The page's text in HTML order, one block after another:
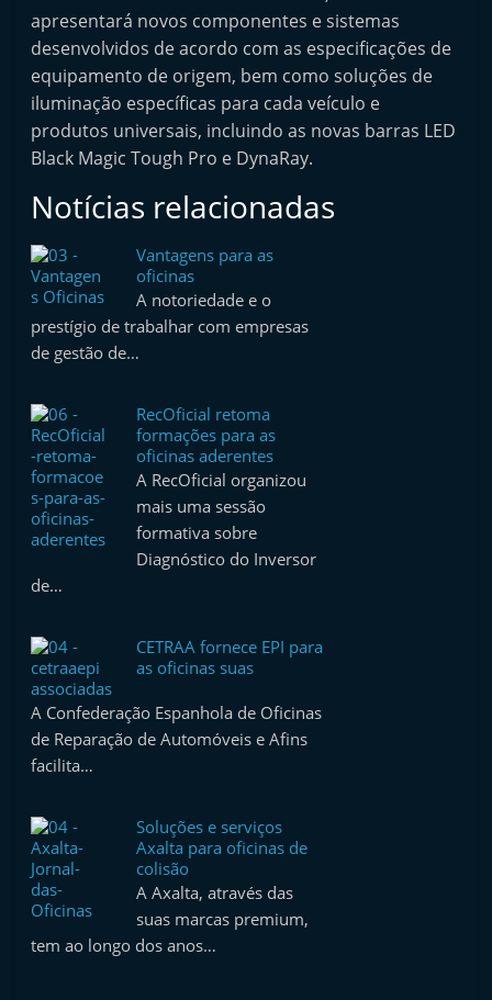
apresentará novos componentes e sistemas
desenvolvidos de acordo com as especificações de
equipamento de origem, bem como soluções de
iluminação específicas para cada veículo e
produtos universais, incluindo as novas barras LED
Black Magic Tough Pro e DynaRay.
Notícias relacionadas
Vantagens para as
oficinas
A notoriedade e o
prestígio de trabalhar com empresas
de gestão de…
RecOficial retoma
formações para as
oficinas aderentes
A RecOficial organizou
mais uma sessão
formativa sobre
Diagnóstico do Inversor
de…
CETRAA fornece EPI para
as oficinas suas
associadas
A Confederação Espanhola de Oficinas
de Reparação de Automóveis e Afins
facilita…
Soluções e serviços
Axalta para oficinas de
colisão
A Axalta, através das
suas marcas premium,
tem ao longo dos anos…